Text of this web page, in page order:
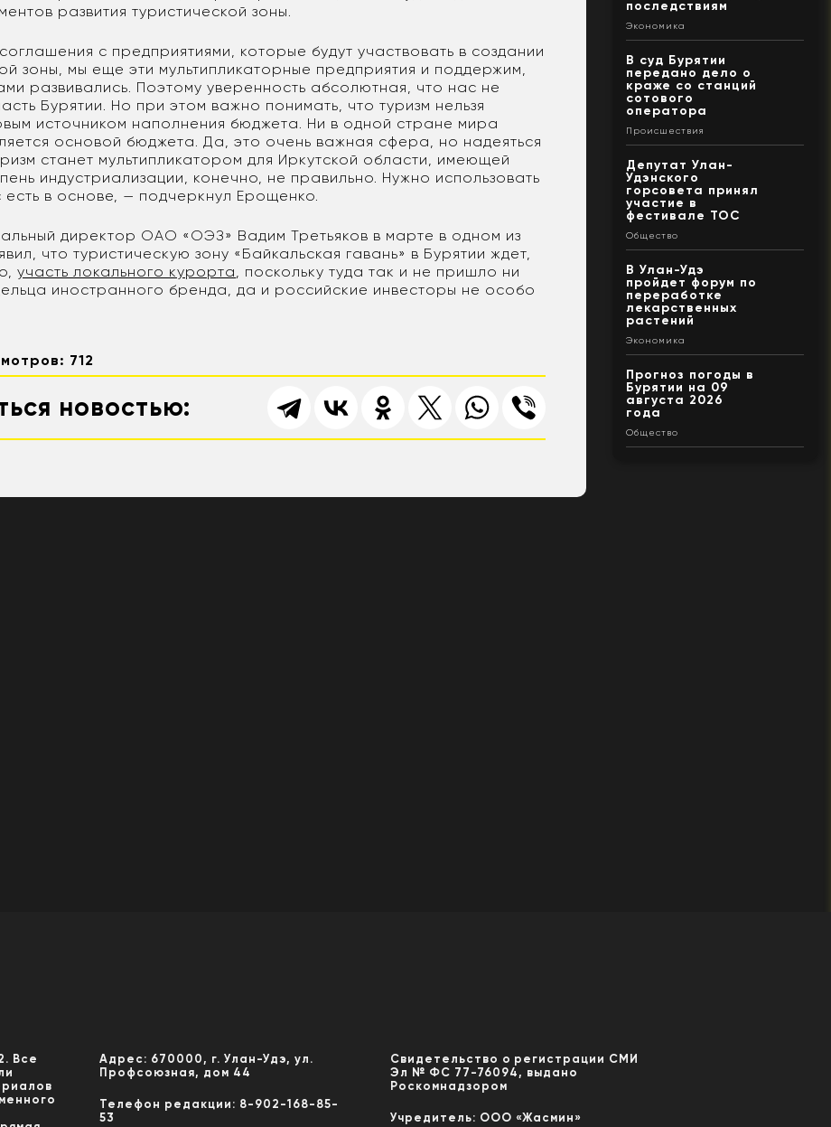
развития туристической зоны.
с предприятиями, которые будут участвовать в создании
зоны, мы еще эти мультипликаторные предприятия и поддержим,
развивались. Поэтому уверенность абсолютная, что нас не
Бурятии. Но при этом важно понимать, что туризм нельзя
источником наполнения бюджета. Ни в одной стране мира
основой бюджета. Да, это очень важная сфера, но надеяться
станет мультипликатором для Иркутской области, имеющей
индустриализации, конечно, не правильно. Нужно использовать
есть в основе, — подчеркнул Ерощенко.
директор ОАО «ОЭЗ» Вадим Третьяков в марте в одном из
что туристическую зону «Байкальская гавань» в Бурятии ждет,
участь локального курорта
, поскольку туда так и не пришло ни
иностранного бренда, да и российские инвесторы не особо
712
новостью:
последствиям
Экономика
В суд Бурятии
передано дело о
краже со станций
сотового
оператора
Происшествия
Депутат Улан-
Удэнского
горсовета принял
участие в
фестивале ТОС
Общество
В Улан-Удэ
пройдет форум по
переработке
лекарственных
растений
Экономика
Прогноз погоды в
Бурятии на 09
августа 2026
года
Общество
Все
Адрес: 670000, г. Улан-Удэ, ул.
Профсоюзная, дом 44
Телефон редакции: 8-902-168-85-
53
Свидетельство о регистрации СМИ
Эл № ФС 77-76094, выдано
Роскомнадзором
Учредитель: ООО «Жасмин»